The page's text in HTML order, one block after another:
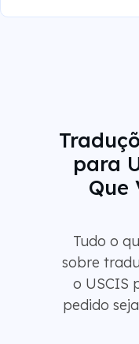
para
Que
Tudo o
sobre
o USCIS
pedido